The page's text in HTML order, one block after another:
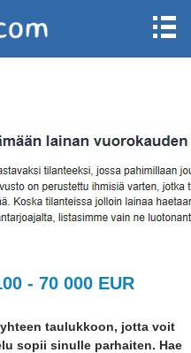
- 70 000 EUR
taulukkoon, jotta voit
sopii sinulle parhaiten. Hae